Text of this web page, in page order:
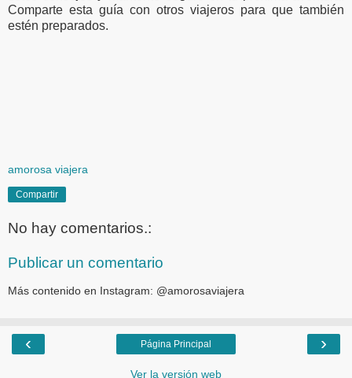
Comparte esta guía con otros viajeros para que también
estén preparados.
amorosa viajera
Compartir
No hay comentarios.:
Publicar un comentario
Más contenido en Instagram: @amorosaviajera
‹ ›
Página Principal
Ver la versión web